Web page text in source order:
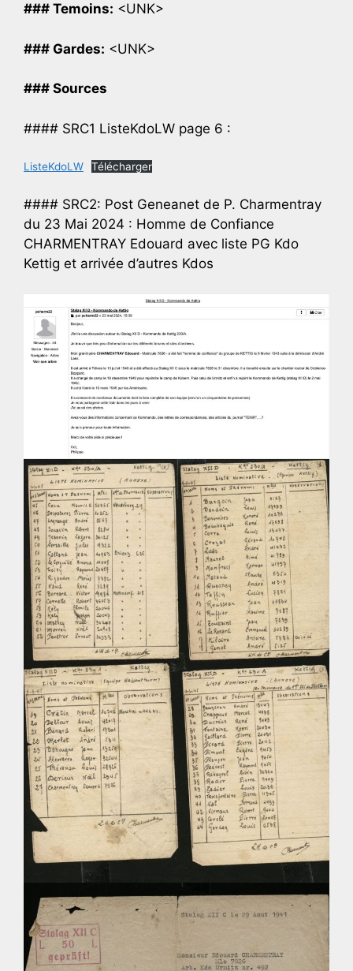
### Temoins: <UNK>
### Gardes: <UNK>
### Sources
#### SRC1 ListeKdoLW page 6 :
ListeKdoLW Télécharger
#### SRC2: Post Geneanet de P. Charmentray
du 23 Mai 2024 : Homme de Confiance
CHARMENTRAY Edouard avec liste PG Kdo
Kettig et arrivée d’autres Kdos